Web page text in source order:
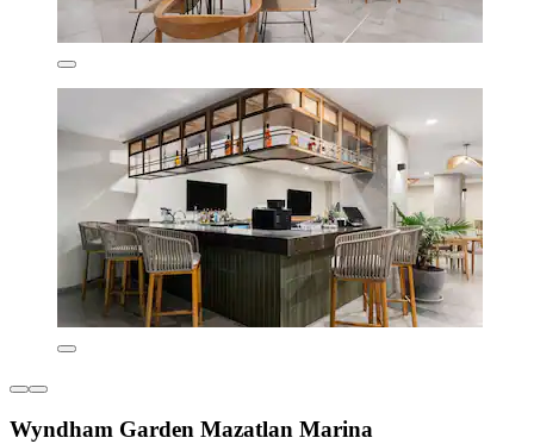
Wyndham Garden Mazatlan Marina